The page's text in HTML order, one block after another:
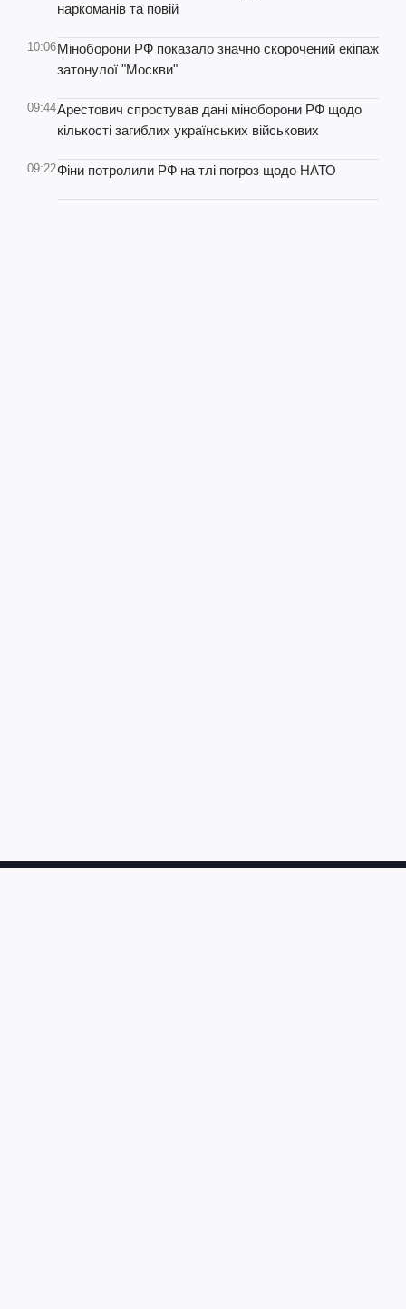
наркоманів та повій
10:06Міноборони РФ показало значно скорочений екіпаж
затонулої "Москви"
09:44Арестович спростував дані міноборони РФ щодо
кількості загиблих українських військових
09:22Фіни потролили РФ на тлі погроз щодо НАТО